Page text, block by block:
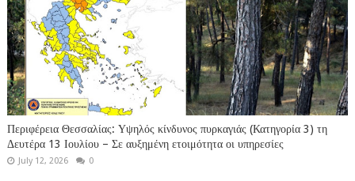
Περιφέρεια Θεσσαλίας: Υψηλός κίνδυνος πυρκαγιάς (Κατηγορία 3) τη
Δευτέρα 13 Ιουλίου – Σε αυξημένη ετοιμότητα οι υπηρεσίες
July 12, 2026 0